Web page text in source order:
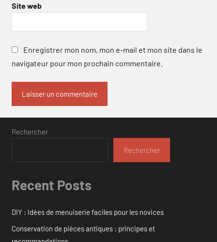
Site web
Enregistrer mon nom, mon e-mail et mon site dans le
navigateur pour mon prochain commentaire.
Rechercher
Rechercher
Recent Posts
DIY : Idées de menuiserie faciles pour les novices
Conservation de pièces antiques : principes et